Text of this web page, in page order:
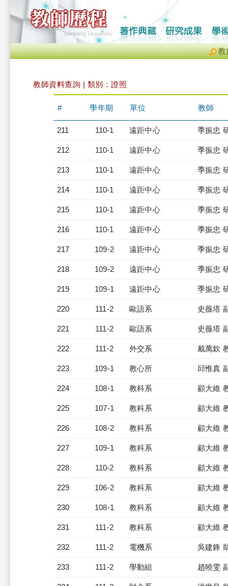
教
教師資料查詢 | 類別：證照
# 學年期 單位 教師
211 110-1 遠距中心 季振忠
212 110-1 遠距中心 季振忠
213 110-1 遠距中心 季振忠
214 110-1 遠距中心 季振忠
215 110-1 遠距中心 季振忠
216 110-1 遠距中心 季振忠
217 109-2 遠距中心 季振忠
218 109-2 遠距中心 季振忠
219 109-1 遠距中心 季振忠
220 111-2 歐語系 史薇塔
221 111-2 歐語系 史薇塔
222 111-2 外交系 戴萬欽
223 109-1 教心所 邱惟真
224 108-1 教科系 顧大維
225 107-1 教科系 顧大維
226 108-2 教科系 顧大維
227 109-1 教科系 顧大維
228 110-2 教科系 顧大維
229 106-2 教科系 顧大維
230 108-1 教科系 顧大維
231 111-2 教科系 顧大維
232 111-2 電機系 吳建鋒
233 111-2 學動組 趙曉雯